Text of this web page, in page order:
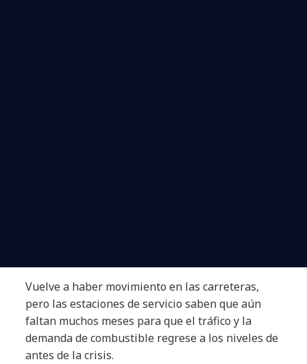
Vuelve a haber movimiento en las carreteras,
pero las estaciones de servicio saben que aún
faltan muchos meses para que el tráfico y la
demanda de combustible regrese a los niveles de
antes de la crisis.